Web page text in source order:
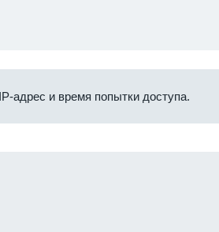
адрес и время попытки доступа.